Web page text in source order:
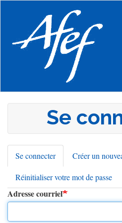
principal
Se
Onglets
principaux
Se connecter(onglet
actif)
Créer un
Réinitialiser votre mot de passe
Adresse courriel